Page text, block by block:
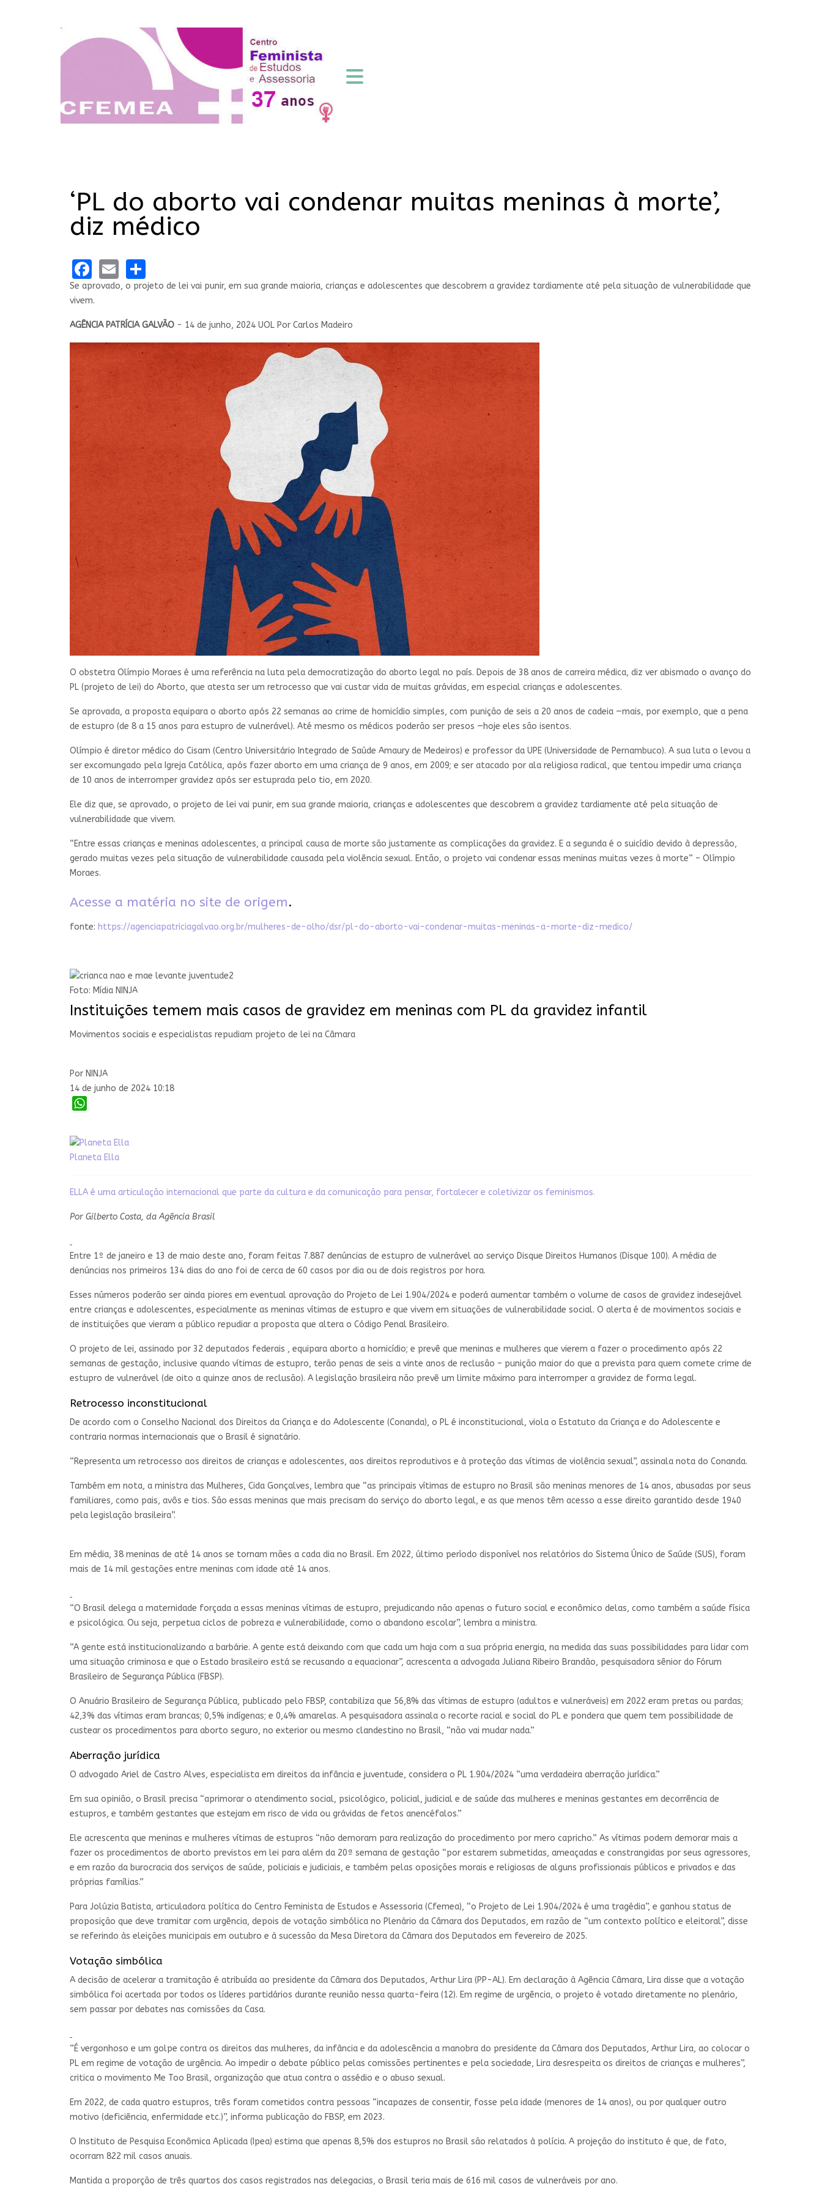
‘PL do aborto vai condenar muitas meninas à morte’,
diz médico
Facebook
Email
Se aprovado, o projeto de lei vai punir, em sua grande maioria, crianças e adolescentes que descobrem a gravidez tardiamente até pela situação de vulnerabilidade que
vivem.
AGÊNCIA PATRÍCIA GALVÃO - 14 de junho, 2024 UOL Por Carlos Madeiro
O obstetra Olímpio Moraes é uma referência na luta pela democratização do aborto legal no país. Depois de 38 anos de carreira médica, diz ver abismado o avanço do
PL (projeto de lei) do Aborto, que atesta ser um retrocesso que vai custar vida de muitas grávidas, em especial crianças e adolescentes.
Se aprovada, a proposta equipara o aborto após 22 semanas ao crime de homicídio simples, com punição de seis a 20 anos de cadeia —mais, por exemplo, que a pena
de estupro (de 8 a 15 anos para estupro de vulnerável). Até mesmo os médicos poderão ser presos —hoje eles são isentos.
Olímpio é diretor médico do Cisam (Centro Universitário Integrado de Saúde Amaury de Medeiros) e professor da UPE (Universidade de Pernambuco). A sua luta o levou a
ser excomungado pela Igreja Católica, após fazer aborto em uma criança de 9 anos, em 2009; e ser atacado por ala religiosa radical, que tentou impedir uma criança
de 10 anos de interromper gravidez após ser estuprada pelo tio, em 2020.
Ele diz que, se aprovado, o projeto de lei vai punir, em sua grande maioria, crianças e adolescentes que descobrem a gravidez tardiamente até pela situação de
vulnerabilidade que vivem.
“Entre essas crianças e meninas adolescentes, a principal causa de morte são justamente as complicações da gravidez. E a segunda é o suicídio devido à depressão,
gerado muitas vezes pela situação de vulnerabilidade causada pela violência sexual. Então, o projeto vai condenar essas meninas muitas vezes à morte” – Olímpio
Moraes.
Acesse a matéria no site de origem.
fonte: https://agenciapatriciagalvao.org.br/mulheres-de-olho/dsr/pl-do-aborto-vai-condenar-muitas-meninas-a-morte-diz-medico/
Foto: Mídia NINJA
Instituições temem mais casos de gravidez em meninas com PL da gravidez infantil
Movimentos sociais e especialistas repudiam projeto de lei na Câmara
Por NINJA
14 de junho de 2024 10:18
Planeta Ella
ELLA é uma articulação internacional que parte da cultura e da comunicação para pensar, fortalecer e coletivizar os feminismos.
Por Gilberto Costa, da Agência Brasil
Entre 1º de janeiro e 13 de maio deste ano, foram feitas 7.887 denúncias de estupro de vulnerável ao serviço Disque Direitos Humanos (Disque 100). A média de
denúncias nos primeiros 134 dias do ano foi de cerca de 60 casos por dia ou de dois registros por hora.
Esses números poderão ser ainda piores em eventual aprovação do Projeto de Lei 1.904/2024 e poderá aumentar também o volume de casos de gravidez indesejável
entre crianças e adolescentes, especialmente as meninas vítimas de estupro e que vivem em situações de vulnerabilidade social. O alerta é de movimentos sociais e
de instituições que vieram a público repudiar a proposta que altera o Código Penal Brasileiro.
O projeto de lei, assinado por 32 deputados federais , equipara aborto a homicídio; e prevê que meninas e mulheres que vierem a fazer o procedimento após 22
semanas de gestação, inclusive quando vítimas de estupro, terão penas de seis a vinte anos de reclusão – punição maior do que a prevista para quem comete crime de
estupro de vulnerável (de oito a quinze anos de reclusão). A legislação brasileira não prevê um limite máximo para interromper a gravidez de forma legal.
Retrocesso inconstitucional
De acordo com o Conselho Nacional dos Direitos da Criança e do Adolescente (Conanda), o PL é inconstitucional, viola o Estatuto da Criança e do Adolescente e
contraria normas internacionais que o Brasil é signatário.
“Representa um retrocesso aos direitos de crianças e adolescentes, aos direitos reprodutivos e à proteção das vítimas de violência sexual”, assinala nota do Conanda.
Também em nota, a ministra das Mulheres, Cida Gonçalves, lembra que “as principais vítimas de estupro no Brasil são meninas menores de 14 anos, abusadas por seus
familiares, como pais, avôs e tios. São essas meninas que mais precisam do serviço do aborto legal, e as que menos têm acesso a esse direito garantido desde 1940
pela legislação brasileira”.
Em média, 38 meninas de até 14 anos se tornam mães a cada dia no Brasil. Em 2022, último período disponível nos relatórios do Sistema Único de Saúde (SUS), foram
mais de 14 mil gestações entre meninas com idade até 14 anos.
“O Brasil delega a maternidade forçada a essas meninas vítimas de estupro, prejudicando não apenas o futuro social e econômico delas, como também a saúde física
e psicológica. Ou seja, perpetua ciclos de pobreza e vulnerabilidade, como o abandono escolar”, lembra a ministra.
“A gente está institucionalizando a barbárie. A gente está deixando com que cada um haja com a sua própria energia, na medida das suas possibilidades para lidar com
uma situação criminosa e que o Estado brasileiro está se recusando a equacionar”, acrescenta a advogada Juliana Ribeiro Brandão, pesquisadora sênior do Fórum
Brasileiro de Segurança Pública (FBSP).
O Anuário Brasileiro de Segurança Pública, publicado pelo FBSP, contabiliza que 56,8% das vítimas de estupro (adultos e vulneráveis) em 2022 eram pretas ou pardas;
42,3% das vítimas eram brancas; 0,5% indígenas; e 0,4% amarelas. A pesquisadora assinala o recorte racial e social do PL e pondera que quem tem possibilidade de
custear os procedimentos para aborto seguro, no exterior ou mesmo clandestino no Brasil, “não vai mudar nada.”
Aberração jurídica
O advogado Ariel de Castro Alves, especialista em direitos da infância e juventude, considera o PL 1.904/2024 “uma verdadeira aberração jurídica.”
Em sua opinião, o Brasil precisa “aprimorar o atendimento social, psicológico, policial, judicial e de saúde das mulheres e meninas gestantes em decorrência de
estupros, e também gestantes que estejam em risco de vida ou grávidas de fetos anencéfalos.”
Ele acrescenta que meninas e mulheres vítimas de estupros “não demoram para realização do procedimento por mero capricho.” As vítimas podem demorar mais a
fazer os procedimentos de aborto previstos em lei para além da 20ª semana de gestação “por estarem submetidas, ameaçadas e constrangidas por seus agressores,
e em razão da burocracia dos serviços de saúde, policiais e judiciais, e também pelas oposições morais e religiosas de alguns profissionais públicos e privados e das
próprias famílias.”
Para Jolúzia Batista, articuladora política do Centro Feminista de Estudos e Assessoria (Cfemea), “o Projeto de Lei 1.904/2024 é uma tragédia”, e ganhou status de
proposição que deve tramitar com urgência, depois de votação simbólica no Plenário da Câmara dos Deputados, em razão de “um contexto político e eleitoral”, disse
se referindo às eleições municipais em outubro e à sucessão da Mesa Diretora da Câmara dos Deputados em fevereiro de 2025.
Votação simbólica
A decisão de acelerar a tramitação é atribuída ao presidente da Câmara dos Deputados, Arthur Lira (PP-AL). Em declaração à Agência Câmara, Lira disse que a votação
simbólica foi acertada por todos os líderes partidários durante reunião nessa quarta-feira (12). Em regime de urgência, o projeto é votado diretamente no plenário,
sem passar por debates nas comissões da Casa.
“É vergonhoso e um golpe contra os direitos das mulheres, da infância e da adolescência a manobra do presidente da Câmara dos Deputados, Arthur Lira, ao colocar o
PL em regime de votação de urgência. Ao impedir o debate público pelas comissões pertinentes e pela sociedade, Lira desrespeita os direitos de crianças e mulheres”,
critica o movimento Me Too Brasil, organização que atua contra o assédio e o abuso sexual.
Em 2022, de cada quatro estupros, três foram cometidos contra pessoas “incapazes de consentir, fosse pela idade (menores de 14 anos), ou por qualquer outro
motivo (deficiência, enfermidade etc.)”, informa publicação do FBSP, em 2023.
O Instituto de Pesquisa Econômica Aplicada (Ipea) estima que apenas 8,5% dos estupros no Brasil são relatados à polícia. A projeção do instituto é que, de fato,
ocorram 822 mil casos anuais.
Mantida a proporção de três quartos dos casos registrados nas delegacias, o Brasil teria mais de 616 mil casos de vulneráveis por ano.